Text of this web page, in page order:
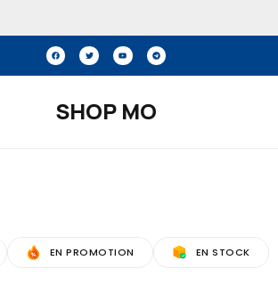
SHOP MO
EN PROMOTION EN STOCK